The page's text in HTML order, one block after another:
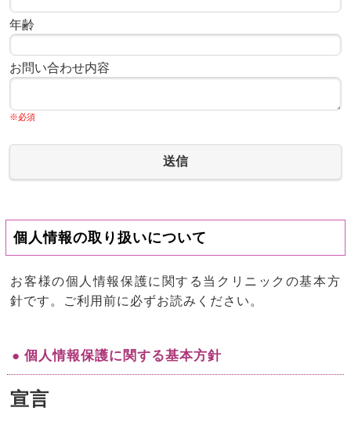
年齢
お問い合わせ内容
※必須
送信
個人情報の取り扱いについて
お客様の個人情報保護に関する当クリニックの基本方
針です。ご利用前に必ずお読みください。
● 個人情報保護に関する基本方針
宣言